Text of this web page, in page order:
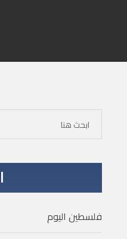
فلسطين اليوم